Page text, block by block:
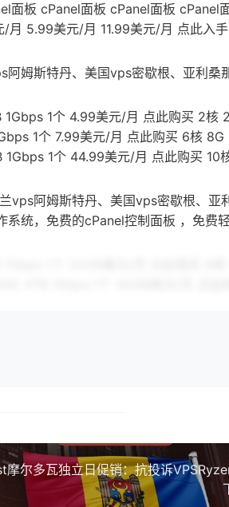
面板 cPanel面板 cPanel面板 cPanel
月 5.99美元/月 11.99美元/月 点此入
姆斯特丹、美国vps密歇根、亚利桑
1个 4.99美元/月 点此购买 2核
1个 7.99美元/月 点此购买 6核
1个 44.99美元/月 点此购买 10
vps阿姆斯特丹、美国vps密歇根、亚
统，免费的cPanel控制面板 ，免费
1个 24.99美元/月 点此购买 6核
利桑那州机房可选，除了跟全托管VPS
月流量 10TB月流量 10TB月流量 2
美元/月 点此入手 点此入手 点此入